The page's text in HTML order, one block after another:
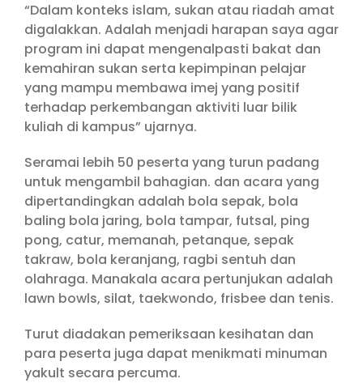
“Dalam konteks islam, sukan atau riadah amat
digalakkan. Adalah menjadi harapan saya agar
program ini dapat mengenalpasti bakat dan
kemahiran sukan serta kepimpinan pelajar
yang mampu membawa imej yang positif
terhadap perkembangan aktiviti luar bilik
kuliah di kampus” ujarnya.
Seramai lebih 50 peserta yang turun padang
untuk mengambil bahagian. dan acara yang
dipertandingkan adalah bola sepak, bola
baling bola jaring, bola tampar, futsal, ping
pong, catur, memanah, petanque, sepak
takraw, bola keranjang, ragbi sentuh dan
olahraga. Manakala acara pertunjukan adalah
lawn bowls, silat, taekwondo, frisbee dan tenis.
Turut diadakan pemeriksaan kesihatan dan
para peserta juga dapat menikmati minuman
yakult secara percuma.